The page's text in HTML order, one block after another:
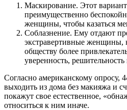
Маскирование. Этот
преимущественно
женщины, чтобы казаться
Соблазнение. Ему отдают
экстравертивные женщины,
обществу более
уверенность, решительность
Согласно американскому опросу,
выходить из дома без макияжа и
покажут свое естественное,
относиться к ним иначе.